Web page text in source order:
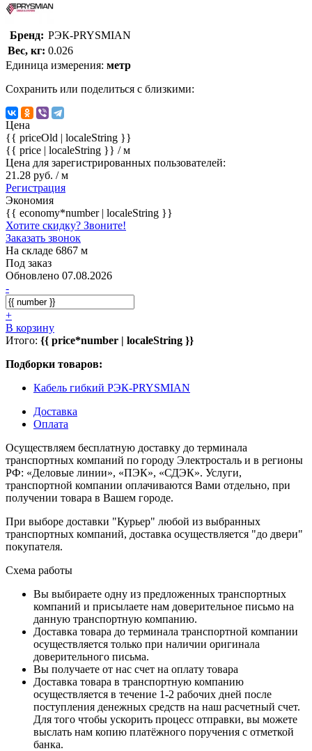
Бренд: РЭК-PRYSMIAN
Вес, кг: 0.026
Единица измерения: метр
Сохранить или поделиться с близкими:
Цена
{{ priceOld | localeString }}
{{ price | localeString }} / м
Цена для зарегистрированных пользователей:
21.28 руб. / м
Регистрация
Экономия
{{ economy*number | localeString }}
Хотите скидку? Звоните!
Заказать звонок
На складе 6867 м
Под заказ
Обновлено 07.08.2026
-
+
В корзину
Итого: {{ price*number | localeString }}
Подборки товаров:
Кабель гибкий РЭК-PRYSMIAN
Доставка
Оплата
Осуществляем бесплатную доставку до терминала
транспортных компаний по городу Электросталь и в регионы
РФ: «Деловые линии», «ПЭК», «СДЭК». Услуги,
транспортной компании оплачиваются Вами отдельно, при
получении товара в Вашем городе.
При выборе доставки "Курьер" любой из выбранных
транспортных компаний, доставка осуществляется "до двери"
покупателя.
Схема работы
Вы выбираете одну из предложенных транспортных
компаний и присылаете нам доверительное письмо на
данную транспортную компанию.
Доставка товара до терминала транспортной компании
осуществляется только при наличии оригинала
доверительного письма.
Вы получаете от нас счет на оплату товара
Доставка товара в транспортную компанию
осуществляется в течение 1-2 рабочих дней после
поступления денежных средств на наш расчетный счет.
Для того чтобы ускорить процесс отправки, вы можете
выслать нам копию платёжного поручения с отметкой
банка.